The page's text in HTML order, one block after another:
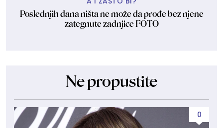
Poslednjih dana ništa ne može da prođe bez njene
zategnute zadnjice FOTO
Ne propustite
0